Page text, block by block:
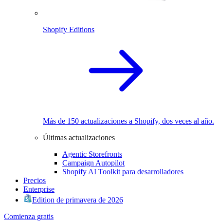
Shopify Editions
Más de 150 actualizaciones a Shopify, dos veces al año.
Últimas actualizaciones
Agentic Storefronts
Campaign Autopilot
Shopify AI Toolkit para desarrolladores
Precios
Enterprise
Edition de primavera de 2026
Comienza gratis